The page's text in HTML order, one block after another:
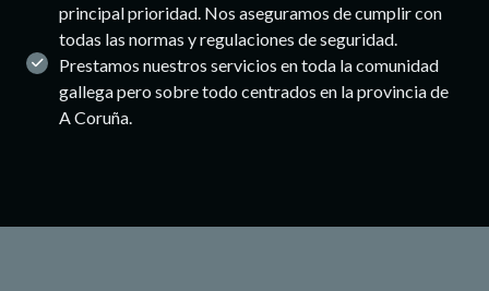
principal prioridad. Nos aseguramos de cumplir con
todas las normas y regulaciones de seguridad.
Prestamos nuestros servicios en toda la comunidad
gallega pero sobre todo centrados en la provincia de
A Coruña.